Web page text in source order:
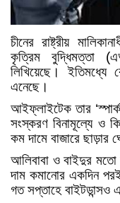
চীনের রাষ্ট্রীয়
কৃত্রিম বুদ্ধিমত্তা
লিখিয়েছে। ইতিমধ্যে
এনেছে।
আইফ্লাইটেক তার
সংস্করণ বিনামূল্যে ও
কম দামে বাজারে ছাড়ার
আলিবাবা ও বাইদুর মতো
দাম কমানোর একদিন
গত সপ্তাহে বাইটডান্সও